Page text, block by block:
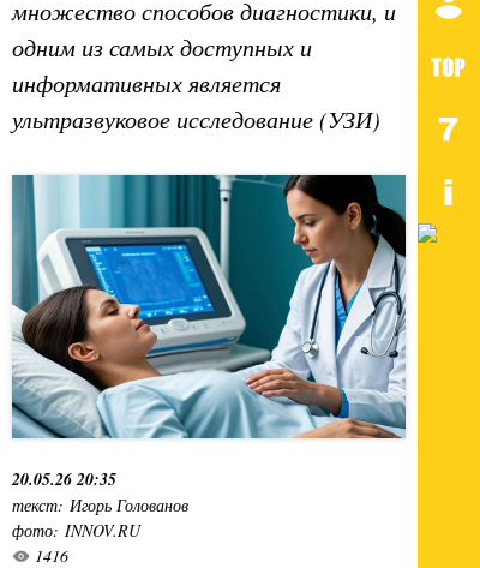
множество способов диагностики, и
одним из самых доступных и
информативных является
ультразвуковое исследование (УЗИ)
20.05.26 20:35
текст: Игорь Голованов
фото: INNOV.RU
1416